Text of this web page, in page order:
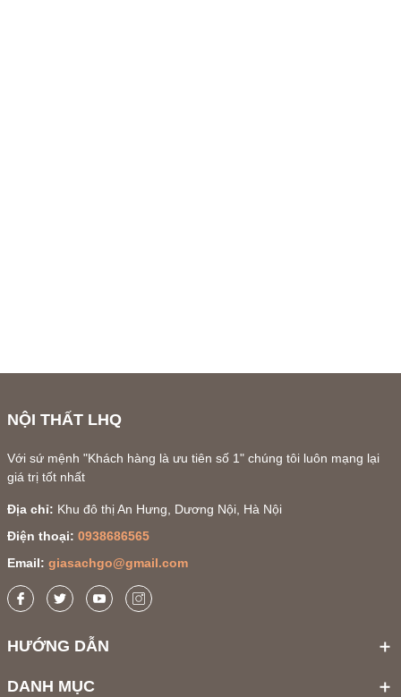
Kết luận
Kệ vi sóng 3 tầng củaNoithatLHQ
mọi gia đình. Với thiết kế thông minh, chất liệu gỗ cao su bền bỉ và
sử dụng mà còn mang lại sự tiện ích và vẻ đẹp cho không gian bếp
tầngvà trải nghiệm những ưu điểm vượt trội của sản phẩm.
NỘI THẤT LHQ
Với sứ mệnh "Khách hàng là ưu tiên số 1" chúng tôi luôn mạng lại
giá trị tốt nhất
Địa chỉ: Khu đô thị An Hưng, Dương Nội, Hà Nội
Điện thoại: 0938686565
Email: giasachgo@gmail.com
HƯỚNG DẪN
DANH MỤC